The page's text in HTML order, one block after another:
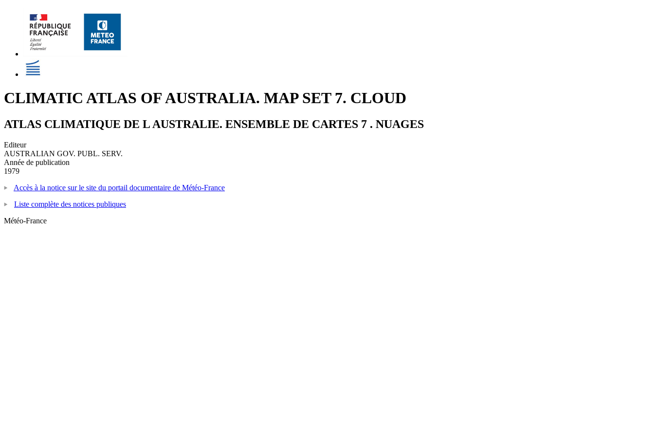
CLIMATIC ATLAS OF AUSTRALIA. MAP SET 7. CLOUD
ATLAS CLIMATIQUE DE L AUSTRALIE. ENSEMBLE DE CARTES 7 . NUAGES
Editeur
AUSTRALIAN GOV. PUBL. SERV.
Année de publication
1979
Accès à la notice sur le site du portail documentaire de Météo-France
Liste complète des notices publiques
Météo-France